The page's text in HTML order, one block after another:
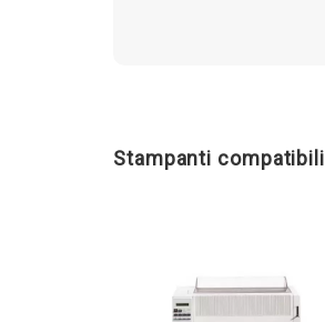
Stampanti compatibili